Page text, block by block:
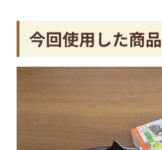
今回使用した商品